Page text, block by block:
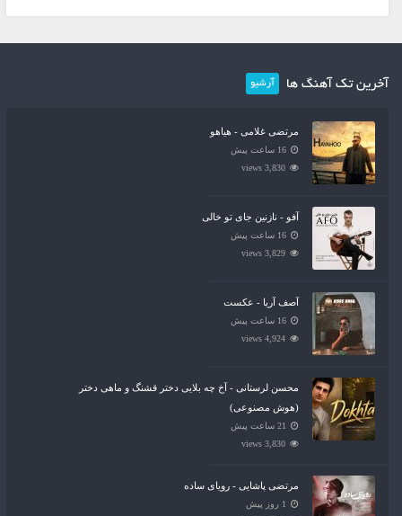
آخرین تک آهنگ ها آرشیو
مرتضی غلامی - هیاهو
16 ساعت پیش
3,830 views
آفو - نازنین جای تو خالی
16 ساعت پیش
3,829 views
آصف آریا - عکست
16 ساعت پیش
4,924 views
محسن لرستانی - آخ چه بلایی دختر قشنگ و ماهی دختر
(هوش مصنوعی)
21 ساعت پیش
3,830 views
مرتضی پاشایی - رویای ساده
1 روز پیش